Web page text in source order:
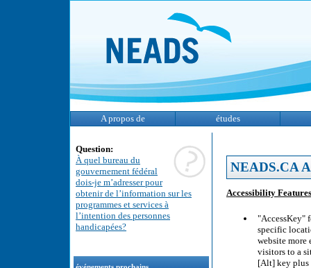
A propos de études
Question:
À quel bureau du
gouvernement fédéral
dois-je m’adresser pour
obtenir de l’information sur les
programmes et services à
l’intention des personnes
handicapées?
NEADS.CA
Accessibility Features
"AccessKey"
specific
website more
visitors to a
[Alt] key plus